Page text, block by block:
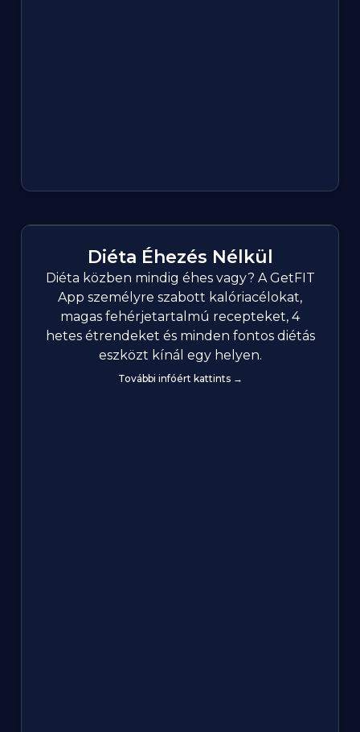
Diéta Éhezés Nélkül
Diéta közben mindig éhes vagy? A GetFIT
App személyre szabott kalóriacélokat,
magas fehérjetartalmú recepteket, 4
hetes étrendeket és minden fontos diétás
eszközt kínál egy helyen.
További infóért kattints →